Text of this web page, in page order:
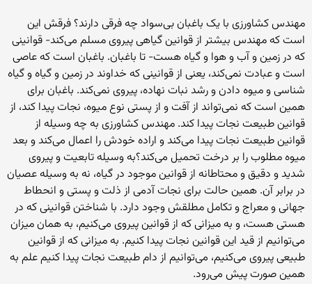
مهندس کشاورزی با یک باغبان بی‌سواد چه فرقی دارند؟ فرقش این
است که مهندس بیشتر از قوانین گیاهی پیروی مسلم می‌کند- قوانینی
که در زمین و آب و هوا و گیاه هست- تا باغبان. باغبان است که عاصی
است و عبادت نمی‌کند، یعنی از قوانینی که خداوند در زمین و گیاه و گیاه
شناسی و میوه دادن و رشد نبات نهاده، پیروی نمی‌کند. باغبان برای
همین است که نمی‌تواند از آفت و از پستی نوع میوه، نجات پیدا کند، از
قوانین طبیعت نجات پیدا کند. مهندس کشاورزی به چه وسیله از
قوانین طبیعت نجات پیدا می‌کند و اراده خودش را اعمال می‌کند و بعد
میوه مطلوب را بر درخت تحمیل می‌کند؟به وسیله تابعیت و پیروی
شدید و دقیق و محتاطانه از قوانین موجود در گیاه، نه به وسیله عصیان
در برابر آن. همین حالت برای نجات آدمی از ذلت و پستی و انحطاط
جهانی و معراج و تکامل مطلقش وجود دارد. با شناختن قوانینی که در
هستی هست، و به میزانی که از قوانین پیروی می‌کنیم، به همان میزان
می‌توانیم از قید این قوانین نجات پیدا کنیم. به میزانی که از قوانین
طبیعی پیروی می‌کنیم، می‌توانیم از دام طبیعت نجات پیدا کنیم علم به
همین صورت پیش می‌رود.